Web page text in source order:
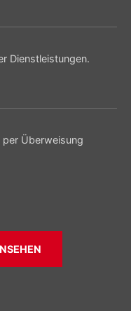
Dienstleistungen.
Überweisung